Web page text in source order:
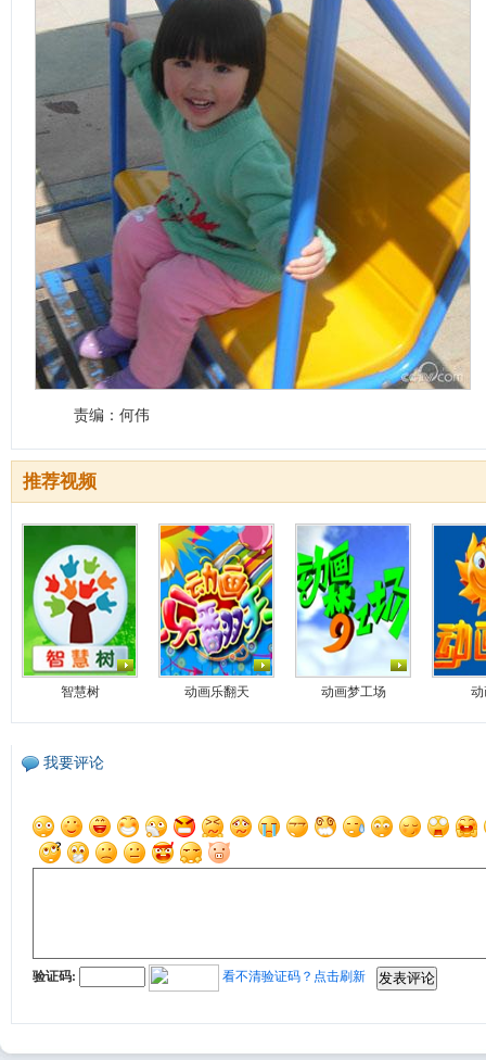
责编：何伟
推荐视频
智慧树 动画乐翻天 动画梦工场 动
我要评论
验证码: 看不清验证码？点击刷新